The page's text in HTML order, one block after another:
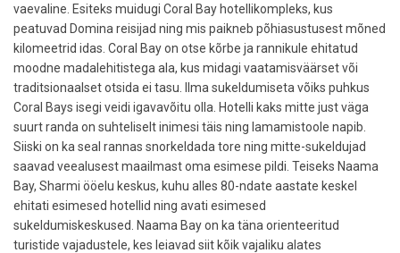
vaevaline. Esiteks muidugi Coral Bay hotellikompleks, kus
peatuvad Domina reisijad ning mis paikneb põhiasustusest mõned
kilomeetrid idas. Coral Bay on otse kõrbe ja rannikule ehitatud
moodne madalehitistega ala, kus midagi vaatamisväärset või
traditsionaalset otsida ei tasu. Ilma sukeldumiseta võiks puhkus
Coral Bays isegi veidi igavavõitu olla. Hotelli kaks mitte just väga
suurt randa on suhteliselt inimesi täis ning lamamistoole napib.
Siiski on ka seal rannas snorkeldada tore ning mitte-sukeldujad
saavad veealusest maailmast oma esimese pildi. Teiseks Naama
Bay, Sharmi ööelu keskus, kuhu alles 80-ndate aastate keskel
ehitati esimesed hotellid ning avati esimesed
sukeldumiskeskused. Naama Bay on ka täna orienteeritud
turistide vajadustele, kes leiavad siit kõik vajaliku alates